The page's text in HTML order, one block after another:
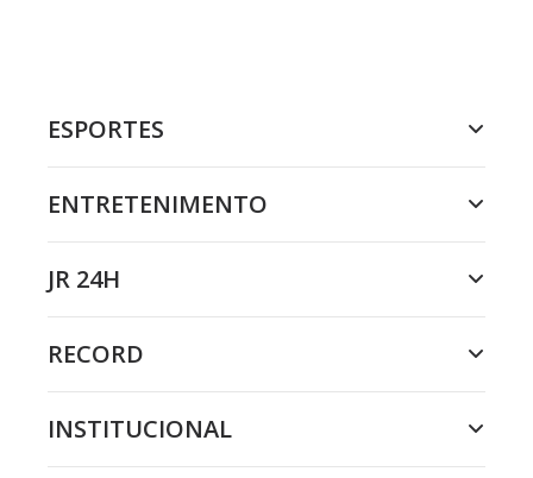
ESPORTES
ENTRETENIMENTO
JR 24H
RECORD
INSTITUCIONAL